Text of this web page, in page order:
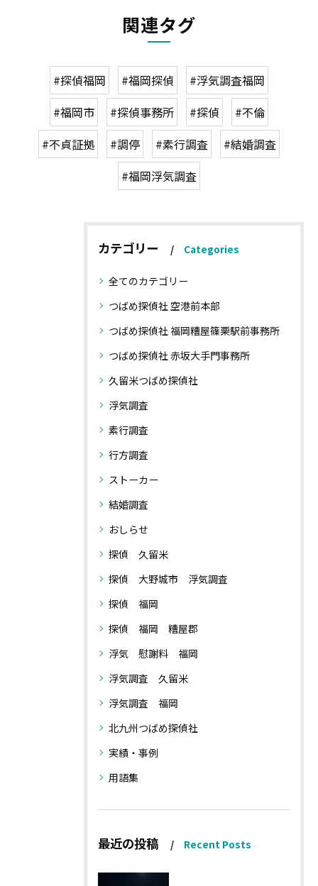
関連タグ
#探偵福岡 #福岡探偵
#浮気調査福岡
#福岡市
#探偵事務所 #探偵
#不倫
#不貞証拠
#調停 #素行調査
#結婚調査
#福岡浮気調査
カテゴリー Categories
全てのカテゴリー
つばめ探偵社 空港前本部
つばめ探偵社 福岡糟屋篠栗駅前事務所
つばめ探偵社 赤坂大手門事務所
久留米つばめ探偵社
浮気調査
素行調査
行方調査
ストーカー
結婚調査
おしらせ
探偵 久留米
探偵 大野城市 浮気調査
探偵 福岡
探偵 福岡 糟屋郡
浮気 慰謝料 福岡
浮気調査 久留米
浮気調査 福岡
北九州つばめ探偵社
実績・事例
用語集
最近の投稿 Recent Posts